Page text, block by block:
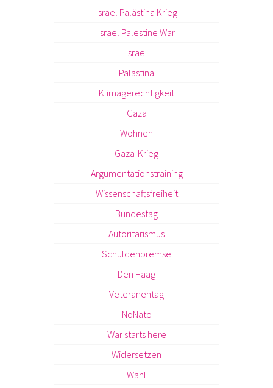
Israel Palästina Krieg
Israel Palestine War
Israel
Palästina
Klimagerechtigkeit
Gaza
Wohnen
Gaza-Krieg
Argumentationstraining
Wissenschaftsfreiheit
Bundestag
Autoritarismus
Schuldenbremse
Den Haag
Veteranentag
NoNato
War starts here
Widersetzen
Wahl